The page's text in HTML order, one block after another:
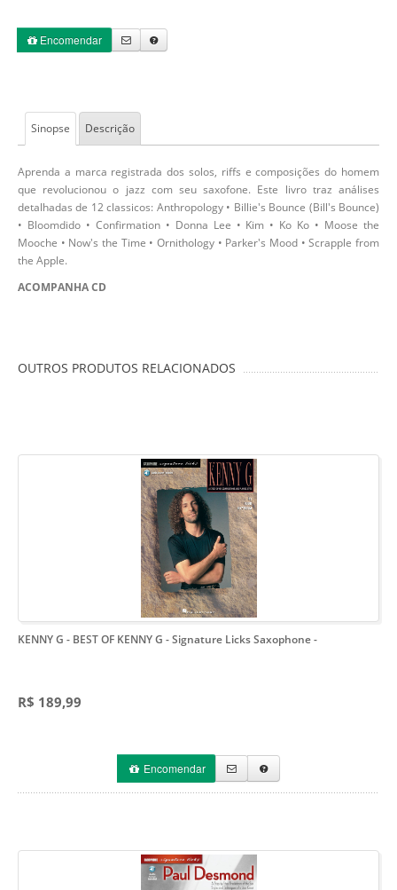
Encomendar
Sinopse Descrição
Aprenda a marca registrada dos solos, riffs e composições do homem
que revolucionou o jazz com seu saxofone. Este livro traz análises
detalhadas de 12 classicos: Anthropology • Billie's Bounce (Bill's Bounce)
• Bloomdido • Confirmation • Donna Lee • Kim • Ko Ko • Moose the
Mooche • Now's the Time • Ornithology • Parker's Mood • Scrapple from
the Apple.
ACOMPANHA CD
OUTROS PRODUTOS RELACIONADOS
KENNY G - BEST OF KENNY G - Signature Licks Saxophone-
R$ 189,99
Encomendar